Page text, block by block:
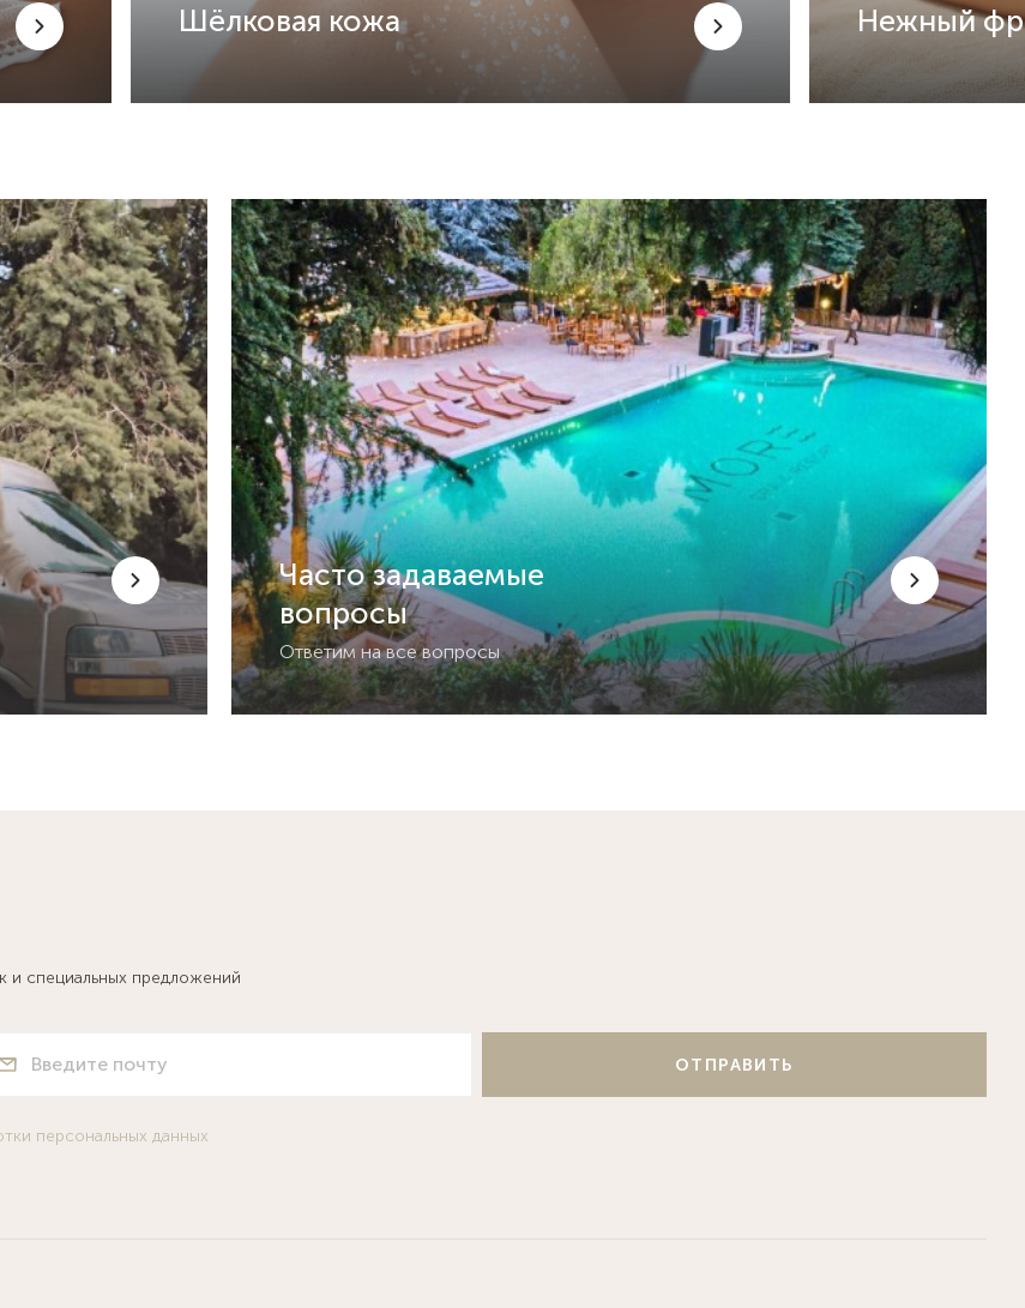
Шёлковая кожа Нежный
Часто задаваемые
вопросы
Ответим на все вопросы
и специальных предложений
ОТПРАВИТЬ
персональных данных